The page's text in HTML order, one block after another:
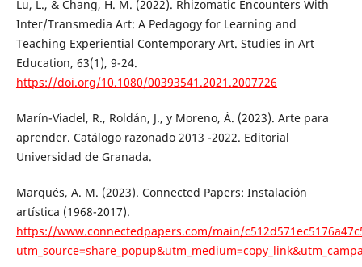
Lu, L., & Chang, H. M. (2022). Rhizomatic Encounters With
Inter/Transmedia Art: A Pedagogy for Learning and
Teaching Experiential Contemporary Art. Studies in Art
Education, 63(1), 9-24.
https://doi.org/10.1080/00393541.2021.2007726
Marín-Viadel, R., Roldán, J., y Moreno, Á. (2023). Arte para
aprender. Catálogo razonado 2013 -2022. Editorial
Universidad de Granada.
Marqués, A. M. (2023). Connected Papers: Instalación
artística (1968-2017).
https://www.connectedpapers.com/main/